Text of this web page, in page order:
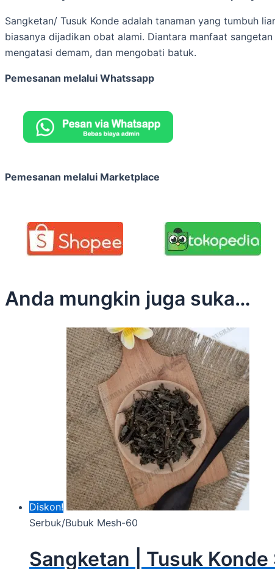
Sangketan/ Tusuk Konde adalah tanaman yang tumbuh
biasanya dijadikan obat alami. Diantara manfaat
mengatasi demam, dan mengobati batuk.
Pemesanan melalui Whatssapp
Pemesanan melalui Marketplace
Anda mungkin juga suka…
Diskon!
Serbuk/Bubuk Mesh-60
Sangketan | Tusuk